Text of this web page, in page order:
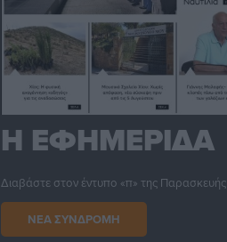
Η ΕΦΗΜΕΡΙΔΑ
Διαβάστε στον έντυπο «π» της Παρασκευής
ΝΕΑ ΣΥΝΔΡΟΜΗ